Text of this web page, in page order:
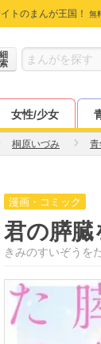
トのまんが王国！ 無
女性/少女
桐原いづみ 青
漫画・コミック
君の膵臓
きみのすいぞうを